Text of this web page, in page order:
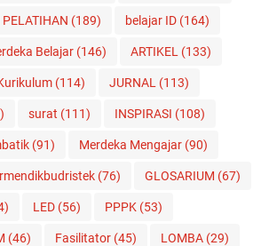
PELATIHAN (189) belajar ID (164)
Belajar (146) ARTIKEL (133)
(114) JURNAL (113)
surat (111) INSPIRASI (108)
(91) Merdeka Mengajar (90)
(76) GLOSARIUM (67)
LED (56) PPPK (53)
(46) Fasilitator (45) LOMBA (29)